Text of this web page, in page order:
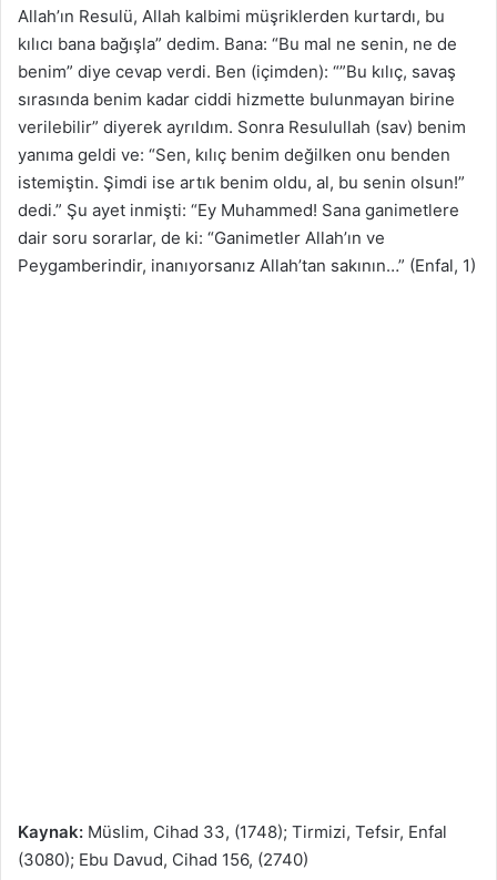
Allah’ın Resulü, Allah kalbimi müşriklerden kurtardı, bu
kılıcı bana bağışla” dedim. Bana: “Bu mal ne senin, ne de
benim” diye cevap verdi. Ben (içimden): “”Bu kılıç, savaş
sırasında benim kadar ciddi hizmette bulunmayan birine
verilebilir” diyerek ayrıldım. Sonra Resulullah (sav) benim
yanıma geldi ve: “Sen, kılıç benim değilken onu benden
istemiştin. Şimdi ise artık benim oldu, al, bu senin olsun!”
dedi.” Şu ayet inmişti: “Ey Muhammed! Sana ganimetlere
dair soru sorarlar, de ki: “Ganimetler Allah’ın ve
Peygamberindir, inanıyorsanız Allah’tan sakının…” (Enfal, 1)
Kaynak: Müslim, Cihad 33, (1748); Tirmizi, Tefsir, Enfal
(3080); Ebu Davud, Cihad 156, (2740)